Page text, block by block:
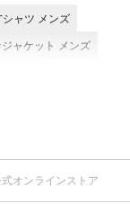
シャツ メンズ
ジャケット メンズ
オンラインストア